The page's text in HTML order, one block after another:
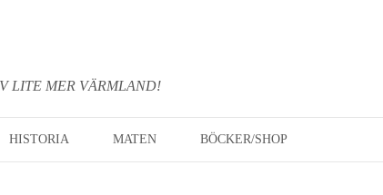
LITE MER VÄRMLAND!
HISTORIA MATEN BÖCKER/SHOP